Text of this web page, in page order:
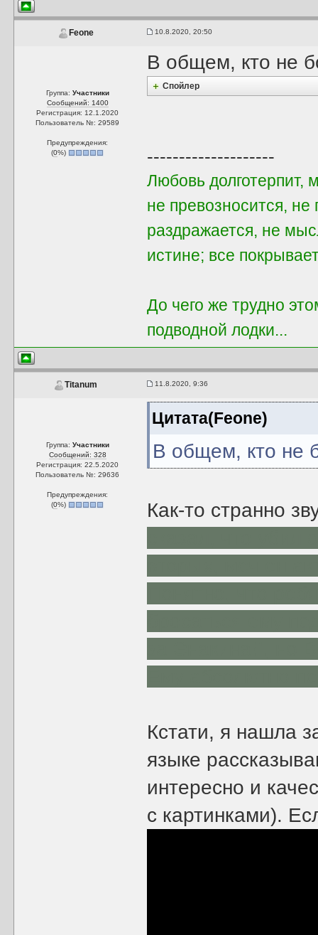
Feone 10.8.2020, 20:50
Группа: Участники
Сообщений: 1400
Регистрация: 12.1.2020
Пользователь №: 29589
Предупреждения:
(0%)
В общем, кто не
Спойлер
--------------------
Любовь долготерпит,
не превозносится, не
раздражается, не
истине; все
До чего же трудно
подводной лодки...
Titanum 11.8.2020, 9:36
Группа: Участники
Сообщений: 328
Регистрация: 22.5.2020
Пользователь №: 29636
Предупреждения:
(0%)
Цитата(Feone)
В общем, кто не
Как-то странно
Кстати, я нашла
языке
интересно и
с картинками).